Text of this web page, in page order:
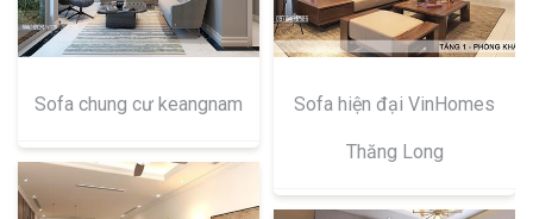
Sofa chung cư keangnam Sofa hiện đại VinHomes
Thăng Long